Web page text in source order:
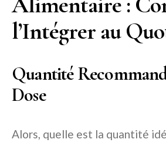
l’Intégrer au
Quantité
Dose
Alors, quelle est la quantité